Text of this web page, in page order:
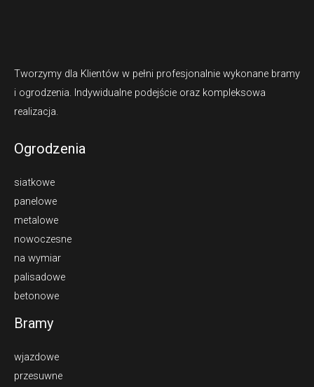
Tworzymy dla Klientów w pełni profesjonalnie wykonane bramy
i ogrodzenia. Indywidualne podejście oraz kompleksowa
realizacja.
Ogrodzenia
siatkowe
panelowe
metalowe
nowoczesne
na wymiar
palisadowe
betonowe
Bramy
wjazdowe
przesuwne